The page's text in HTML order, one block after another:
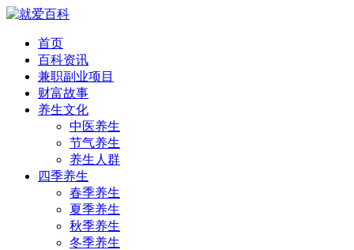
首页
百科资讯
兼职副业项目
财富故事
养生文化
中医养生
节气养生
养生人群
四季养生
春季养生
夏季养生
秋季养生
冬季养生